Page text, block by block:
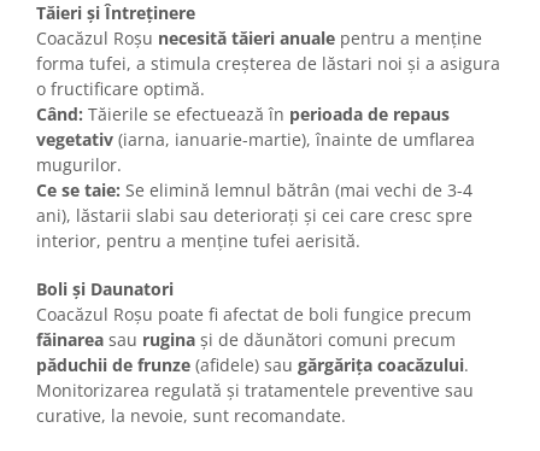
Tăieri și Întreținere
Coacăzul Roșu necesită tăieri anuale pentru a menține
forma tufei, a stimula creșterea de lăstari noi și a asigura
o fructificare optimă.
Când: Tăierile se efectuează în perioada de repaus
vegetativ (iarna, ianuarie-martie), înainte de umflarea
mugurilor.
Ce se taie: Se elimină lemnul bătrân (mai vechi de 3-4
ani), lăstarii slabi sau deteriorați și cei care cresc spre
interior, pentru a menține tufei aerisită.
Boli și Daunatori
Coacăzul Roșu poate fi afectat de boli fungice precum
făinarea sau rugina și de dăunători comuni precum
păduchii de frunze (afidele) sau gărgărița coacăzului.
Monitorizarea regulată și tratamentele preventive sau
curative, la nevoie, sunt recomandate.